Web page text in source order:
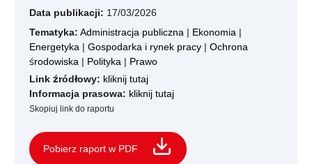
Data publikacji: 17/03/2026
Tematyka: Administracja publiczna | Ekonomia |
Energetyka | Gospodarka i rynek pracy | Ochrona
środowiska | Polityka | Prawo
Link źródłowy: kliknij tutaj
Informacja prasowa: kliknij tutaj
Skopiuj link do raportu
Pobierz raport w PDF